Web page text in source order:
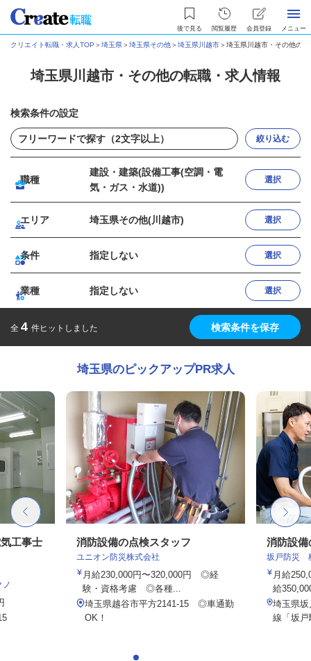
後で見る 閲覧履歴 会員登録 メニュー
クリエイト転職・求人TOP ＞埼玉県＞埼玉県その他＞埼玉県川越市＞埼玉県川越市・その他の
埼玉県川越市・その他の転職・求人情報
検索条件の設定
絞り込む
職種
建設・建築(設備工事(空調・電
気・ガス・水道))
選択
エリア 埼玉県その他(川越市) 選択
条件 指定しない 選択
業種 指定しない 選択
全 4 件ヒットしました 検索条件を保存
埼玉県のピックアップPR求人
工事士
ノ
消防設備の点検スタッフ
ユニオン防災株式会社
月給230,000円〜320,000円 ◎経
験・資格考慮 ◎各種...
埼玉県越谷市平方2141-15 ◎車通勤
OK！
消防設備
坂戸防災
月給
給
埼玉県坂
線「坂